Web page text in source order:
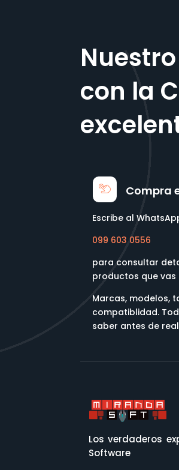
con la
Compra
Escribe al
099 603 0556
para consultar
productos que vas
Marcas, modelos,
compatiblidad.
saber antes de
Los verdaderos
Software